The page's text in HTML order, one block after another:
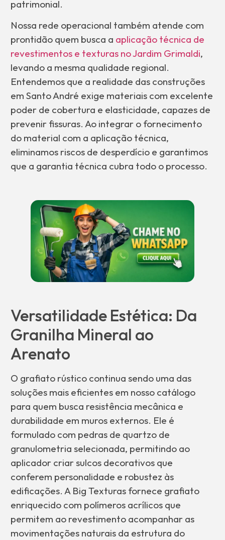
patrimonial.
Nossa rede operacional também atende com
prontidão quem busca a aplicação técnica de
revestimentos e texturas no Jardim Grimaldi,
levando a mesma qualidade regional.
Entendemos que a realidade das construções
em Santo André exige materiais com excelente
poder de cobertura e elasticidade, capazes de
prevenir fissuras. Ao integrar o fornecimento
do material com a aplicação técnica,
eliminamos riscos de desperdício e garantimos
que a garantia técnica cubra todo o processo.
Versatilidade Estética: Da
Granilha Mineral ao
Arenato
O grafiato rústico continua sendo uma das
soluções mais eficientes em nosso catálogo
para quem busca resistência mecânica e
durabilidade em muros externos. Ele é
formulado com pedras de quartzo de
granulometria selecionada, permitindo ao
aplicador criar sulcos decorativos que
conferem personalidade e robustez às
edificações. A Big Texturas fornece grafiato
enriquecido com polímeros acrílicos que
permitem ao revestimento acompanhar as
movimentações naturais da estrutura do